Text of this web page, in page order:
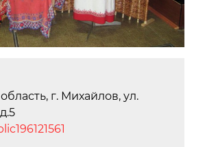
г. Михайлов, ул.